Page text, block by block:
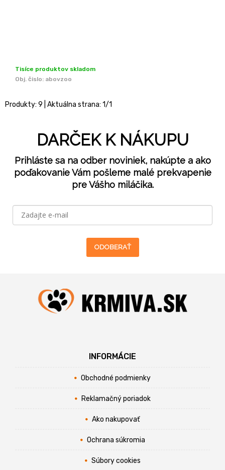
Tisíce produktov skladom
Obj. čislo: abovzoo
Produkty: 9 | Aktuálna strana: 1/1
DARČEK K NÁKUPU
Prihláste sa na odber noviniek, nakúpte a ako
poďakovanie Vám pošleme malé prekvapenie
pre Vášho miláčika.
ODOBERAŤ
INFORMÁCIE
Obchodné podmienky
Reklamačný poriadok
Ako nakupovať
Ochrana súkromia
Súbory cookies